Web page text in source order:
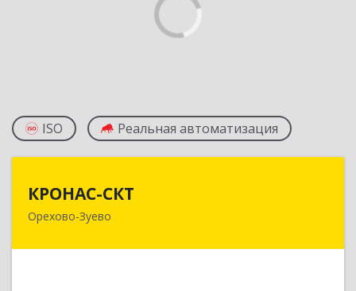
ISO Реальная автоматизация
КРОНАС-СКТ
Орехово-Зуево
142600, Московская обл, Орехово-Зуево г,